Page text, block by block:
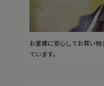
お客様に安心してお買い
ています。